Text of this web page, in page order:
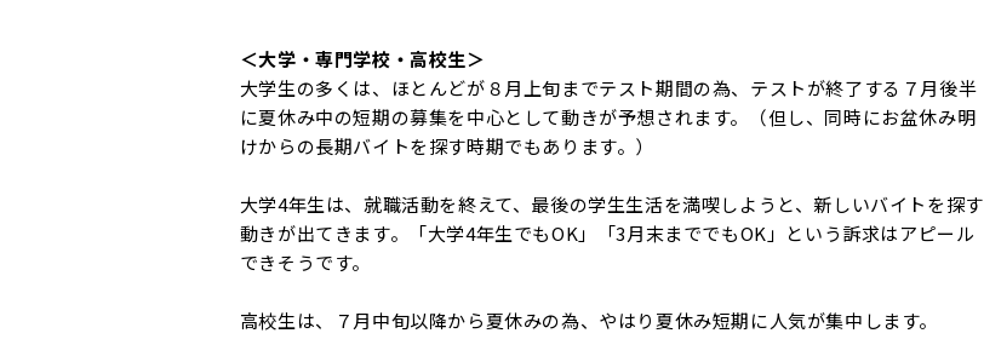
＜大学・専門学校・高校生＞
大学生の多くは、ほとんどが８月上旬までテスト期間の為、テストが終了する７月後半
に夏休み中の短期の募集を中心として動きが予想されます。（但し、同時にお盆休み明
けからの長期バイトを探す時期でもあります。）
大学4年生は、就職活動を終えて、最後の学生生活を満喫しようと、新しいバイトを探す
動きが出てきます。「大学4年生でもOK」「3月末まででもOK」という訴求はアピール
できそうです。
高校生は、７月中旬以降から夏休みの為、やはり夏休み短期に人気が集中します。